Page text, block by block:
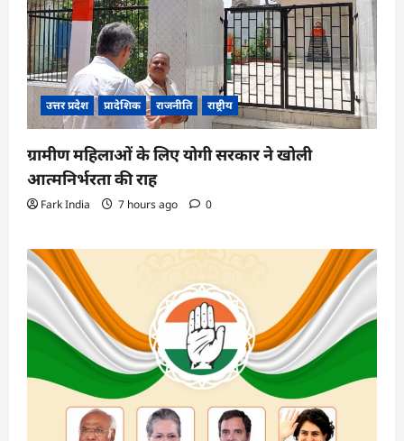
उत्तर प्रदेश प्रादेशिक राजनीति राष्ट्रीय
ग्रामीण महिलाओं के लिए योगी सरकार ने खोली
आत्मनिर्भरता की राह
Fark India 7 hours ago 0